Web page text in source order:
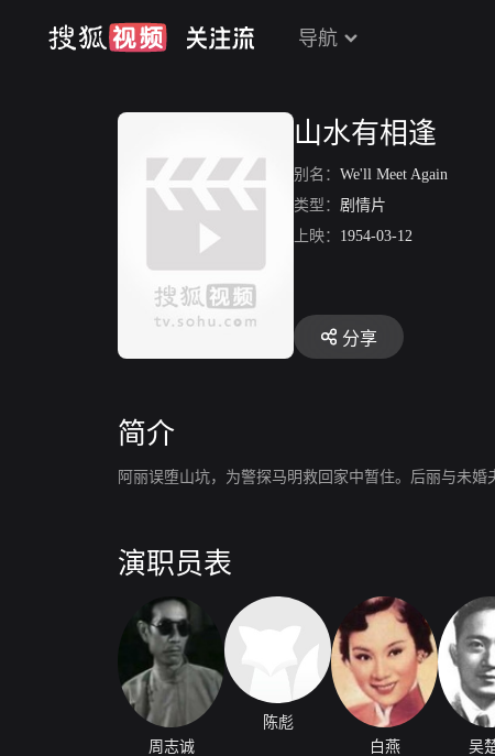
导航
山水有相逢
别名： We'll Meet Again
类型： 剧情片
上映： 1954-03-12
分享
简介
阿丽误堕山坑，为警探马明救回家中暂住。后丽与未
演职员表
周志诚
陈彪
白燕
吴